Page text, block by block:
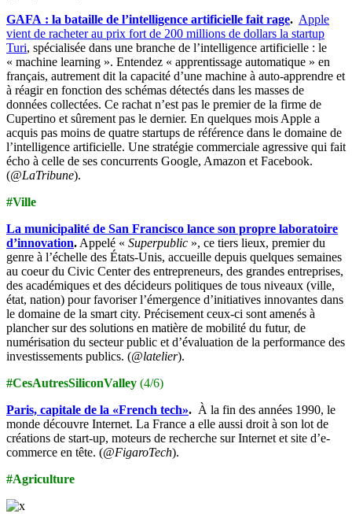
GAFA : la bataille de l’intelligence artificielle fait rage. Apple
vient de racheter au prix fort de 200 millions de dollars la startup
Turi, spécialisée dans une branche de l’intelligence artificielle : le
« machine learning ». Entendez « apprentissage automatique » en
français, autrement dit la capacité d’une machine à auto-apprendre et
à réagir en fonction des schémas détectés dans les masses de
données collectées. Ce rachat n’est pas le premier de la firme de
Cupertino et sûrement pas le dernier. En quelques mois Apple a
acquis pas moins de quatre startups de référence dans le domaine de
l’intelligence artificielle. Une stratégie commerciale agressive qui fait
écho à celle de ses concurrents Google, Amazon et Facebook.
(@LaTribune).
#Ville
La municipalité de San Francisco lance son propre laboratoire
d’innovation. Appelé « Superpublic », ce tiers lieux, premier du
genre à l’échelle des États-Unis, accueille depuis quelques semaines
au coeur du Civic Center des entrepreneurs, des grandes entreprises,
des académiques et des décideurs politiques de tous niveaux (ville,
état, nation) pour favoriser l’émergence d’initiatives innovantes dans
le domaine de la smart city. Précisement ceux-ci sont amenés à
plancher sur des solutions en matière de mobilité du futur, de
numérisation du secteur public et d’évaluation de la performance des
investissements publics. (@latelier).
#CesAutresSiliconValley (4/6)
Paris, capitale de la «French tech». À la fin des années 1990, le
monde découvre Internet. La France a elle aussi droit à son lot de
créations de start-up, moteurs de recherche sur Internet et site d’e-
commerce en tête. (@FigaroTech).
#Agriculture